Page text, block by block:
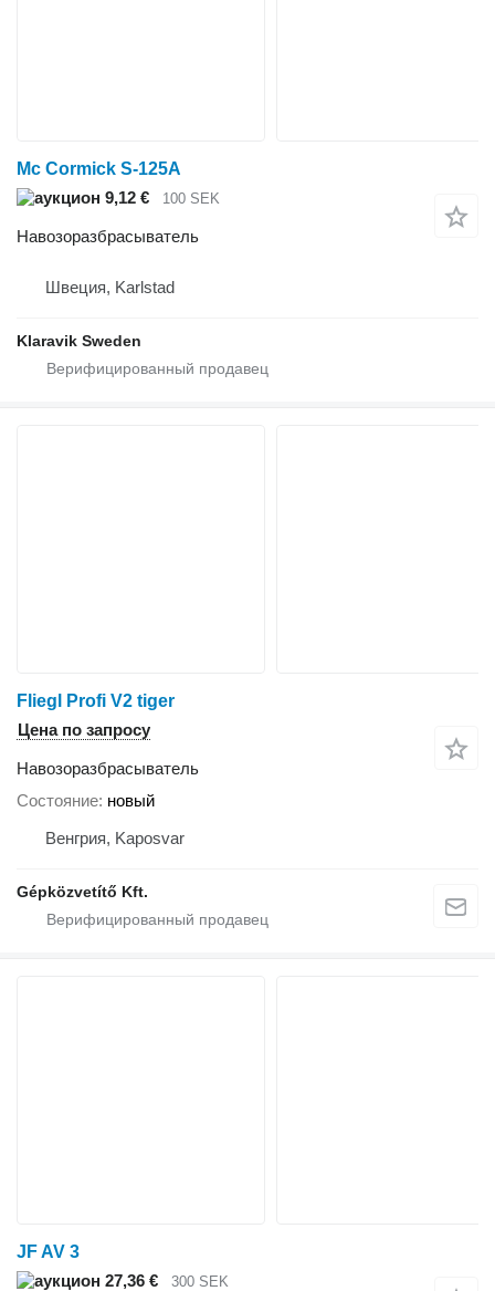
Mc Cormick S-125A
9,12 €
100 SEK
Навозоразбрасыватель
Швеция, Karlstad
Klaravik Sweden
Fliegl Profi V2 tiger
Цена по запросу
Навозоразбрасыватель
Состояние новый
Венгрия, Kaposvar
Gépközvetítő Kft.
JF AV 3
27,36 €
300 SEK